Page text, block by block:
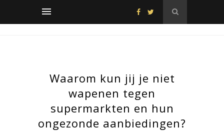
Waarom kun jij je niet
wapenen tegen
supermarkten en hun
ongezonde aanbiedingen?